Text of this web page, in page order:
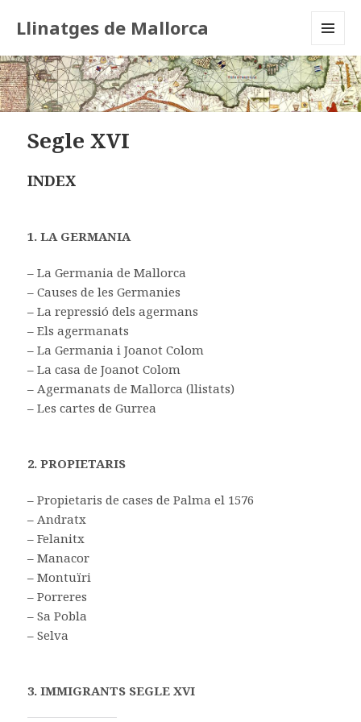
Llinatges de Mallorca
AND
WIDGETS
Segle XVI
INDEX
1. LA GERMANIA
–La Germania de Mallorca
–Causes de les Germanies
–La repressió dels agermans
–Els agermanats
–La Germania i Joanot Colom
–La casa de Joanot Colom
– Agermanats de Mallorca (llistats)
–Les cartes de Gurrea
2. PROPIETARIS
–Propietaris de cases de Palma el 1576
– Andratx
–Felanitx
–Manacor
–Montuïri
–Porreres
–Sa Pobla
–Selva
3. IMMIGRANTS SEGLE XVI